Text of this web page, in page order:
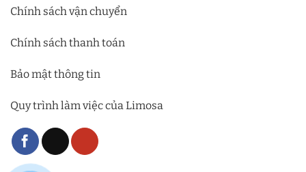
Chính sách vận chuyển
Chính sách thanh toán
Bảo mật thông tin
Quy trình làm việc của Limosa